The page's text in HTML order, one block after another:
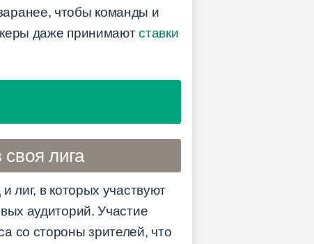
чтобы команды и
даже принимаютставки
лига
лиг, в которых участвуют
аудиторий. Участие
со стороны зрителей, что